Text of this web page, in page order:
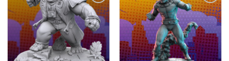
Añadir
a la
lista
de
deseos
Añadir
a la
lista
de
deseos